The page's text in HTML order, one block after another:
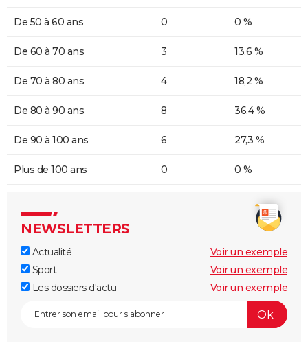
De 50 à 60 ans 0 0 %
De 60 à 70 ans 3 13,6 %
De 70 à 80 ans 4 18,2 %
De 80 à 90 ans 8 36,4 %
De 90 à 100 ans 6 27,3 %
Plus de 100 ans 0 0 %
NEWSLETTERS
Actualité
Voir un exemple
Sport
Voir un exemple
Les dossiers d'actu
Voir un exemple